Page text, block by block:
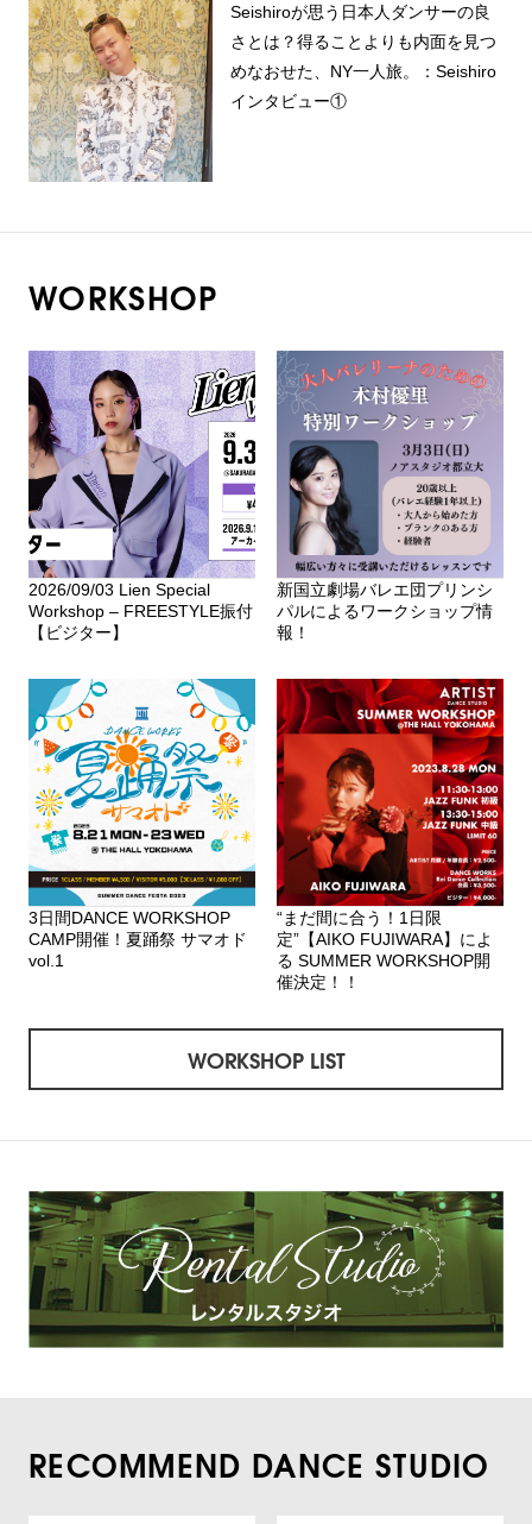
Seishiroが思う日本人ダンサーの良
さとは？得ることよりも内面を見つ
めなおせた、NY一人旅。：Seishiro
インタビュー①
WORKSHOP
2026/09/03 Lien Special
Workshop – FREESTYLE振付
【ビジター】
新国立劇場バレエ団プリンシ
パルによるワークショップ情
報！
3日間DANCE WORKSHOP
CAMP開催！夏踊祭 サマオド
vol.1
“まだ間に合う！1日限
定”【AIKO FUJIWARA】によ
る SUMMER WORKSHOP開
催決定！！
WORKSHOP LIST
RECOMMEND DANCE STUDIO